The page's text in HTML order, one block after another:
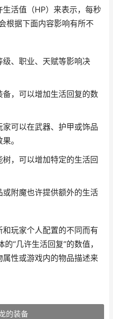
活值（HP）来表示，每秒
根据下面内容影响有所不
级、职业、天赋等影响决
，可以增加生活回复的数
可以在武器、护甲或饰品
。
，可以增加特定的生活回
或附魔也许提供额外的生活
玩家个人配置的不同而有
“几许生活回复”的数值，
性或游戏内的物品描述来
的装备